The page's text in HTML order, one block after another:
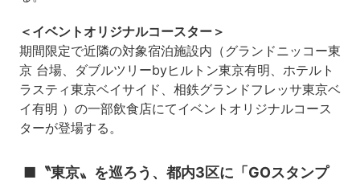
＜イベントオリジナルコースター＞
期間限定で近隣の対象宿泊施設内（グランドニッコー東
京 台場、ダブルツリーbyヒルトン東京有明、ホテルト
ラスティ東京ベイサイド、相鉄グランドフレッサ東京ベ
イ有明 ）の一部飲食店にてイベントオリジナルコース
ターが登場する。
■〝東京〟を巡ろう、都内3区に「GOスタンプ